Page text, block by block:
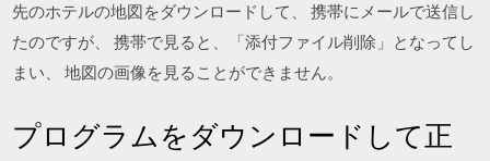
先のホテルの地図をダウンロードして、 携帯にメールで送信し
たのですが、 携帯で見ると、「添付ファイル削除」となってし
まい、 地図の画像を見ることができません。
プログラムをダウンロードして正